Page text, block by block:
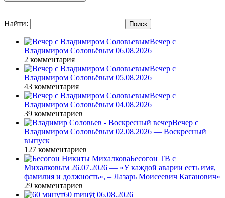
Найти:
Вечер с
Владимиром Соловьёвым 06.08.2026
2 комментария
Вечер с
Владимиром Соловьёвым 05.08.2026
43 комментария
Вечер с
Владимиром Соловьёвым 04.08.2026
39 комментариев
Вечер с
Владимиром Соловьёвым 02.08.2026 — Воскресный
выпуск
127 комментариев
Бесогон ТВ с
Михалковым 26.07.2026 — «У каждой аварии есть имя,
фамилия и должность», – Лазарь Моисеевич Каганович»
29 комментариев
60 ṃинẏƫ 06.08.2026